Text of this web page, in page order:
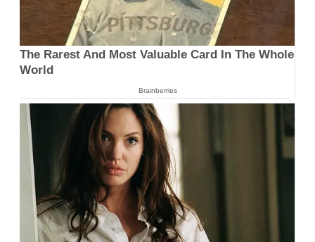
The Rarest And Most Valuable Card In The Whole
World
Brainberries